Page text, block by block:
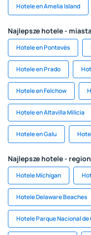
Hotele en Amelia Island
Najlepsze hotele -
Hotele en Pontevès
Hotele en Prado
Hotele en Felchow
Hotele en Altavilla Milicia
Hotele en Galu
Najlepsze hotele -
Hotele Míchigan
Hotele Delaware Beaches
Hotele Parque Nacional de